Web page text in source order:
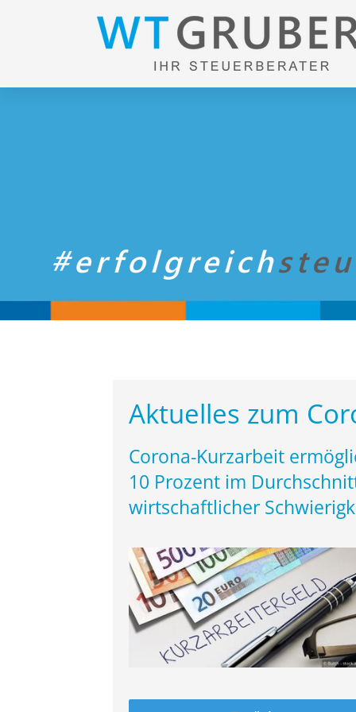
Aktuelles zum
Corona-Kurzarbeit
10 Prozent im
wirtschaftlicher